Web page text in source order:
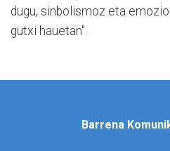
dugu, sinbolismoz eta
gutxi hauetan".
Barrena